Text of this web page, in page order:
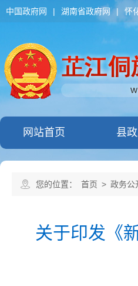
中国政府网 | 湖南省政府网 | 怀
网站首页 县
您的位置： 首页 > 政务公
关于印发《